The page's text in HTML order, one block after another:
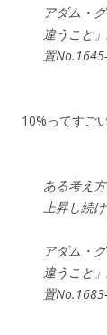
アダム・
違うこと
置
10%ってすご
ある考え
上昇し続
アダム・
違うこと
置